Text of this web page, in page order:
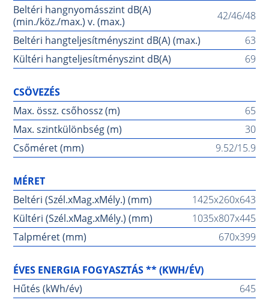
Beltéri hangnyomásszint dB(A)
(min./köz./max.) v. (max.)
42/46/48
Beltéri hangteljesítményszint dB(A) (max.)
63
Kültéri hangteljesítményszint dB(A)
69
CSÖVEZÉS
Max. össz. csőhossz (m)
65
Max. szintkülönbség (m)
30
Csőméret (mm)
9.52/15.9
MÉRET
Beltéri (Szél.xMag.xMély.) (mm)
1425x260x643
Kültéri (Szél.xMag.xMély.) (mm)
1035x807x445
Talpméret (mm)
670x399
ÉVES ENERGIA FOGYASZTÁS ** (KWH/ÉV)
Hűtés (kWh/év)
645